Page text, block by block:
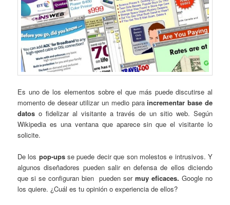
Es uno de los elementos sobre el que más puede discutirse al
momento de desear utilizar un medio paraincrementar base de
datos o fidelizar al visitante a través de un sitio web. Según
Wikipedia es una ventana que aparece sin que el visitante lo
solicite.
De los pop-upsse puede decir que son molestos e intrusivos. Y
algunos diseñadores pueden salir en defensa de ellos diciendo
que si se configuran bien pueden ser muy eficaces. Google no
los quiere. ¿Cuál es tu opinión o experiencia de ellos?